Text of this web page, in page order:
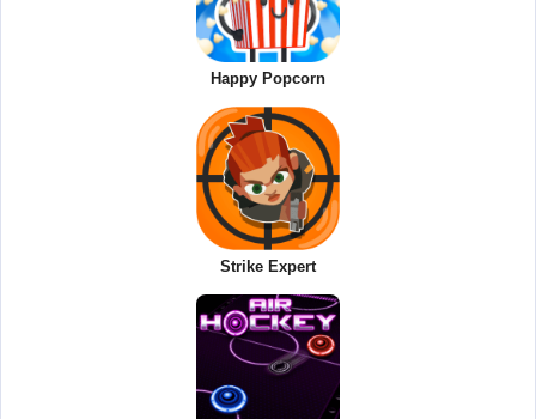
Happy Popcorn
Strike Expert